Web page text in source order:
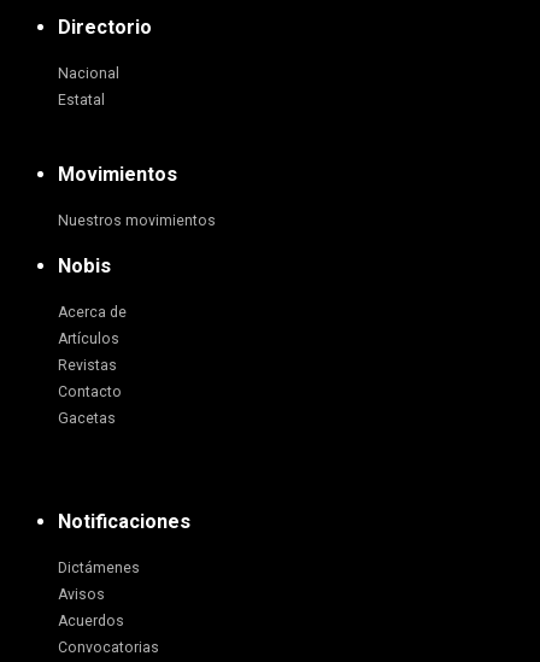
Directorio
Nacional
Estatal
Movimientos
Nuestros movimientos
Nobis
Acerca de
Artículos
Revistas
Contacto
Gacetas
Notificaciones
Dictámenes
Avisos
Acuerdos
Convocatorias